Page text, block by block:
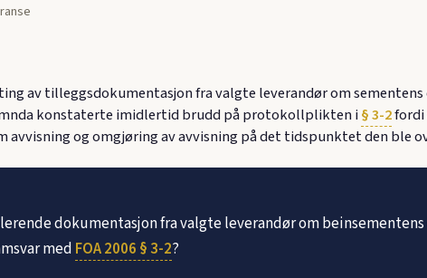
av tilleggsdokumentasjon fra valgte leverandør om
konstaterte imidlertid brudd på protokollplikten i§ 3-2
og omgjøring av avvisning på det tidspunktet den ble
dokumentasjon fra valgte leverandør om
med FOA 2006 § 3-2?